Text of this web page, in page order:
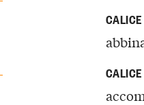
CALICE
CALICE